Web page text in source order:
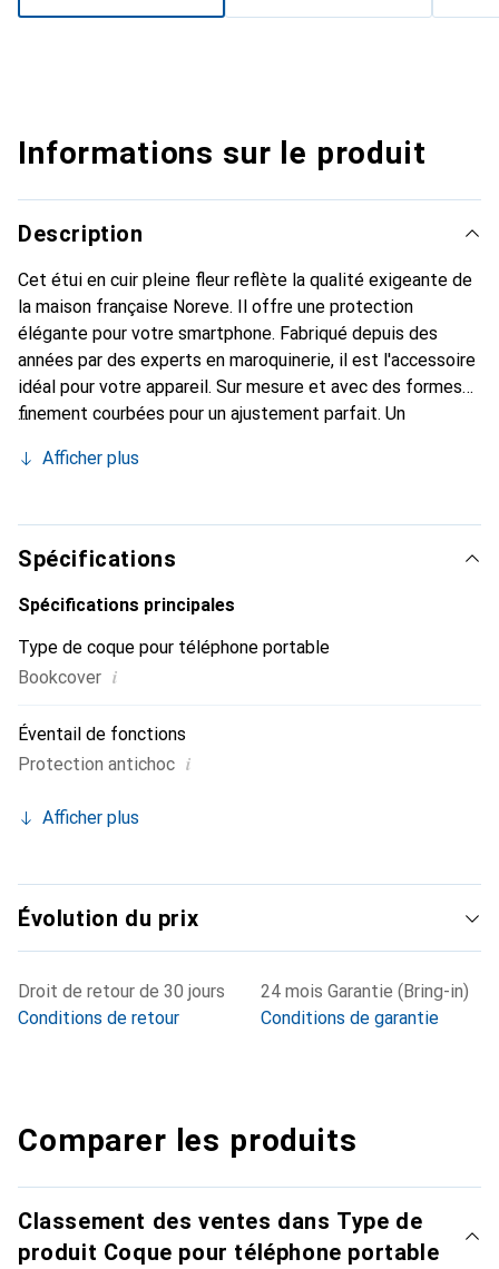
Informations sur le produit
Description
Cet étui en cuir pleine fleur reflète la qualité exigeante de
la maison française Noreve. Il offre une protection
élégante pour votre smartphone. Fabriqué depuis des
années par des experts en maroquinerie, il est l'accessoire
idéal pour votre appareil. Sur mesure et avec des formes
finement courbées pour un ajustement parfait. Un
smartphone. La marque Noreve est reconnue
constitue toujours un excellent choix pour le client
exigeant.
Afficher plus
Spécifications
Spécifications principales
Type de coque pour téléphone portable
Bookcover i
Éventail de fonctions
Protection antichoc i
Afficher plus
Évolution du prix
Droit de retour de 30 jours
Conditions de retour
24 mois Garantie (Bring-in)
Conditions de garantie
Comparer les produits
Classement des ventes dans Type de
produit Coque pour téléphone portable